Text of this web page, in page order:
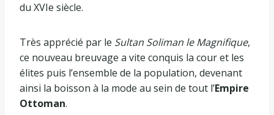
du XVIe siècle.
Très apprécié par le Sultan Soliman le Magnifique,
ce nouveau breuvage a vite conquis la cour et les
élites puis l’ensemble de la population, devenant
ainsi la boisson à la mode au sein de tout l’Empire
Ottoman.